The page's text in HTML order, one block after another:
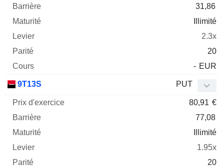
31,86
Illimité
2.3x
20
- EUR
9T13S PUT
80,91 €
77,08
Illimité
1.95x
20